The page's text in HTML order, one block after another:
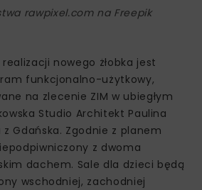
rawpixel.com na Freepik
nowego żłobka jest
funkcjonalno-użytkowy,
na zlecenie ZIM w ubiegłym
Studio Architekt Paulina
z Gdańska. Zgodnie z planem
z dwoma
dachem. Sale dla dzieci będą
wschodniej, zachodniej